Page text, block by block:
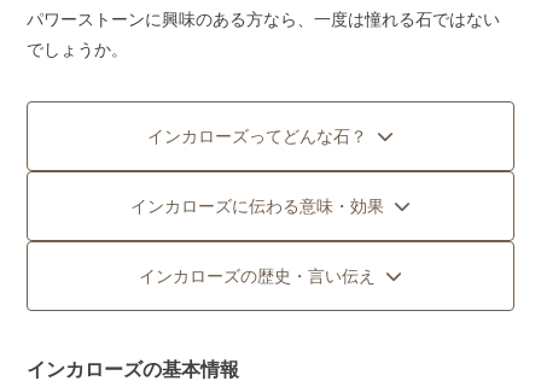
パワーストーンに興味のある方なら、一度は憧れる石ではない
でしょうか。
インカローズってどんな石？
インカローズに伝わる意味・効果
インカローズの歴史・言い伝え
インカローズの基本情報